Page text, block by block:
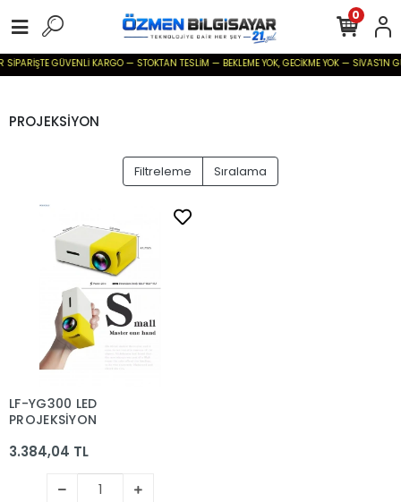
GÜVENLİ KARGO — STOKTAN TESLİM — BEKLEME YOK, GECİKME YOK — SİVAS'IN
0
PROJEKSİYON
Filtreleme Sıralama
LF-YG300 LED
PROJEKSİYON
3.384,04 TL